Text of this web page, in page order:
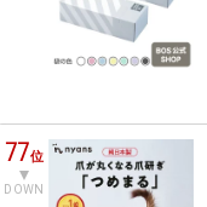
77位
DOWN